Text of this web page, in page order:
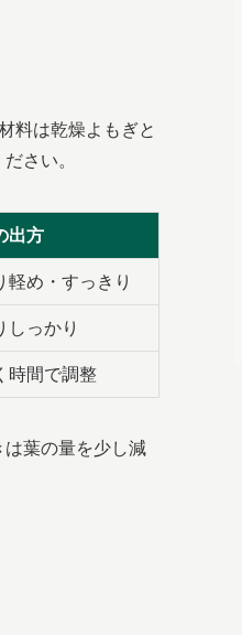
料は乾燥よもぎと
さい。
出方
軽め・すっきり
しっかり
時間で調整
葉の量を少し減